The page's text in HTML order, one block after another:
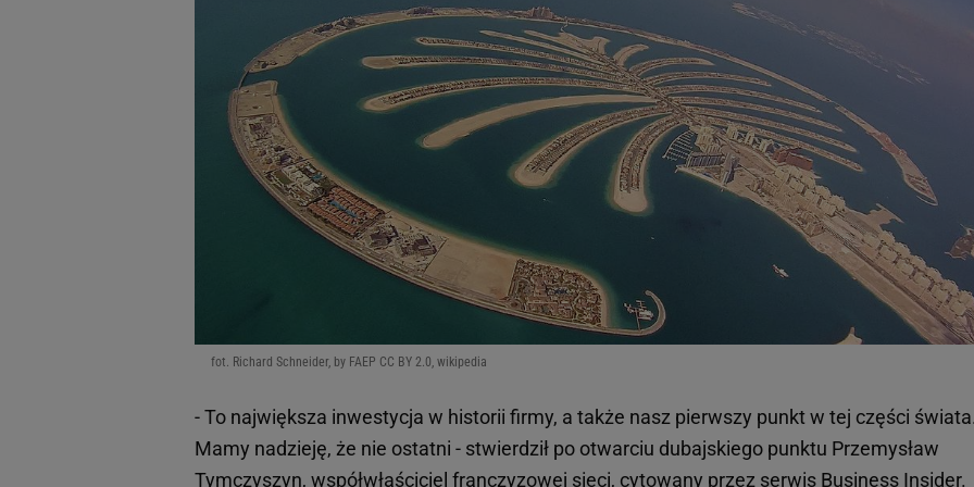
fot. Richard Schneider, by FAEP CC BY 2.0, wikipedia
- To największa inwestycja w historii firmy, a także nasz pierwszy punkt w tej części
Mamy nadzieję, że nie ostatni - stwierdził po otwarciu dubajskiego punktu Przemysław
Tymczyszyn, współwłaściciel franczyzowej sieci, cytowany przez serwis Business Insider.